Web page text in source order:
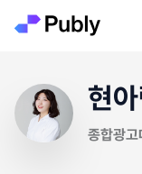
현
종합광